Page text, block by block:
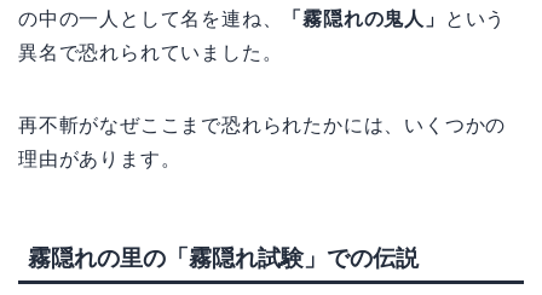
の中の一人として名を連ね、
「霧隠れの鬼人」
という
異名で恐れられていました。
再不斬がなぜここまで恐れられたかには、いくつかの
理由があります。
霧隠れの里の「霧隠れ試験」での伝説